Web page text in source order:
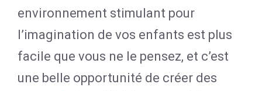
environnement stimulant pour
l’imagination de vos enfants est plus
facile que vous ne le pensez, et c’est
une belle opportunité de créer des